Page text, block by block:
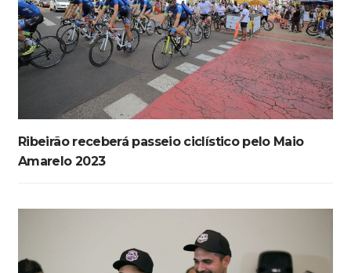
Ribeirão receberá passeio ciclístico pelo Maio
Amarelo 2023